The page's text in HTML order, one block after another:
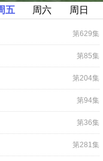
五 周六 周日
第629集
第85集
第204集
第94集
第36集
第281集